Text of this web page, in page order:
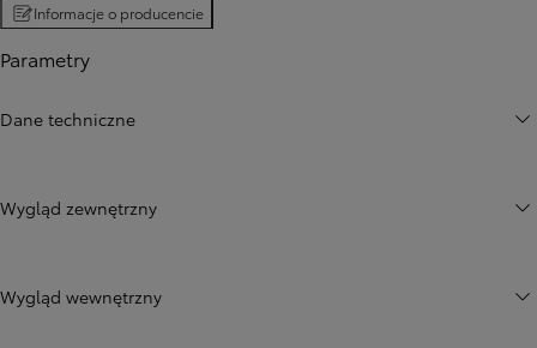
Informacje o producencie
Parametry
Dane techniczne
Wygląd zewnętrzny
Wygląd wewnętrzny